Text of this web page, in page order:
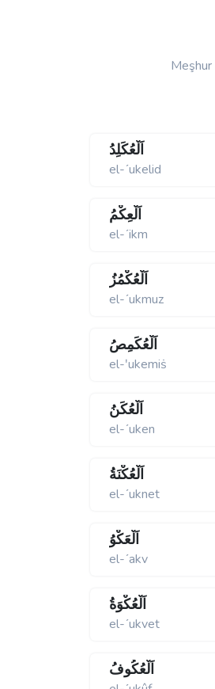
Meşhur
اَلْعُكَلِدُ
el-ʹukelid
اَلْعِكْمُ
el-ʹikm
اَلْعُكْمُزُ
el-ʹukmuz
اَلْعُكَمِصُ
el-ʹukemiṡ
اَلْعُكَنُ
el-ʹuken
اَلْعُكْنَةُ
el-ʹuknet
اَلْعَكْوُ
el-ʹakv
اَلْعُكْوَةُ
el-ʹukvet
اَلْعُكُوفُ